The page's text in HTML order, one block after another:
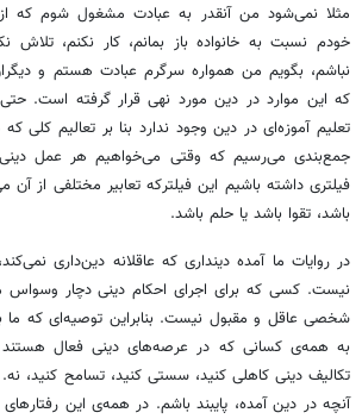
مثلا نمی‌شود من آنقدر به عبادت مشغول شوم که
خودم نسبت به خانواده باز بمانم، کار نکنم، تلاش
نباشم، بگویم من همواره سرگرم عبادت هستم و
که این موارد در دین مورد نهی قرار گرفته است.
تعلیم آموزه‌ای در دین وجود ندارد بنا بر تعالیم کلی که
جمع‌بندی می‌رسیم که وقتی می‌خواهیم هر عمل دینی
فیلتری داشته باشیم این فیلترکه تعابیر مختلفی
باشد، تقوا باشد یا حلم باشد.
در روایات ما آمده دینداری که عاقلانه دین‌داری
نیست. کسی که برای اجرای احکام دینی دچار
شخصی عاقل و مقبول نیست. بنابراین توصیه‌ای که ما
به همه‌ی کسانی که در عرصه‌های دینی فعال
تکالیف دینی کاهلی کنید، سستی کنید، تسامح کنید،
آنچه در دین آمده، پایبند باشم. در همه‌ی این